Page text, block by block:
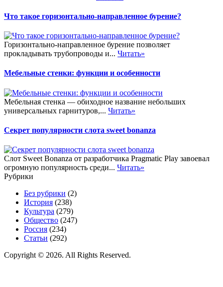
Что такое горизонтально-направленное бурение?
Горизонтально-направленное бурение позволяет
прокладывать трубопроводы и... Читать»
Мебельные стенки: функции и особенности
Мебельная стенка — обиходное название небольших
универсальных гарнитуров,... Читать»
Секрет популярности слота sweet bonanza
Слот Sweet Bonanza от разработчика Pragmatic Play завоевал
огромную популярность среди... Читать»
Рубрики
Без рубрики (2)
История (238)
Культура (279)
Общество (247)
Россия (234)
Статьи (292)
Copyright © 2026. All Rights Reserved.